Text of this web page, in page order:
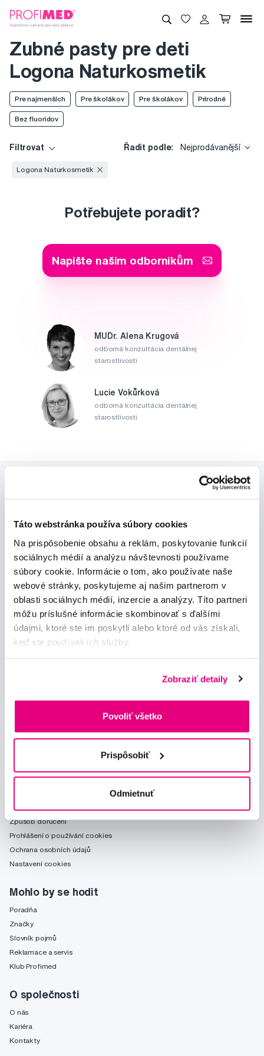
Táto webstránka používa súbory cookies
Na prispôsobenie obsahu a reklám, poskytovanie funkcií
sociálnych médií a analýzu návštevnosti používame
súbory cookie. Informácie o tom, ako používate naše
webové stránky, poskytujeme aj našim partnerom v
oblasti sociálnych médií, inzercie a analýzy. Títo partneri
môžu príslušné informácie skombinovať s ďalšími
údajmi, ktoré ste im poskytli alebo ktoré od vás získali,
keď ste používali ich služby.
Zobraziť detaily
Povoliť všetko
Prispôsobiť
Odmietnuť
Zubné pasty pre deti
Logona Naturkosmetik
Pre najmenších Pre školákov Pre školákov Prírodné
Bez fluoridov
Filtrovat Řadit podle: Nejprodávanější
Logona Naturkosmetik
Potřebujete poradit?
Napište našim odborníkům
MUDr. Alena Krugová
odborná konzultácia dentálnej
starostlivosti
Lucie Vokůrková
odborná konzultácia dentálnej
starostlivosti
Poradíme Vám
Obchodní podmínky
Způsob doručení
Prohlášení o používání cookies
Ochrana osobních údajů
Nastavení cookies
Mohlo by se hodit
Poradňa
Značky
Slovník pojmů
Reklamace a servis
Klub Profimed
O společnosti
O nás
Kariéra
Kontakty
Novinky a nabídky
Odebírat
Chci dostávat informace o novinkách a akčních nabídkách